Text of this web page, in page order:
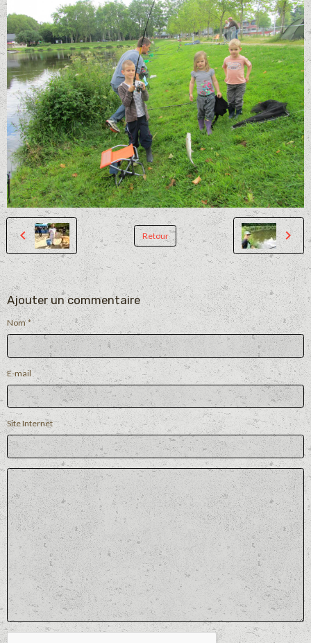
Retour
Ajouter un commentaire
Nom
E-mail
Site Internet